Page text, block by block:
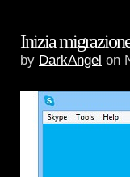
Inizia
by DarkAngel on